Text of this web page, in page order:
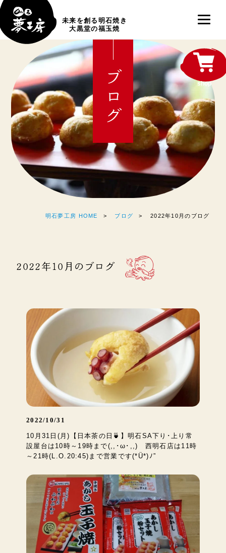
未来を創る明石焼き
大黒堂の福玉焼
ブログ
明石夢工房 HOME ブログ 2022年10月のブログ
2022年10月のブログ
2022/10/31
10月31日(月)【日本茶の日🍵】明石SA下り･上り常
設屋台は10時～19時まで(,,･ω･,,) 西明石店は11時
～21時(L.O.20:45)まで営業です(*Ü*)ﾉ”
shop